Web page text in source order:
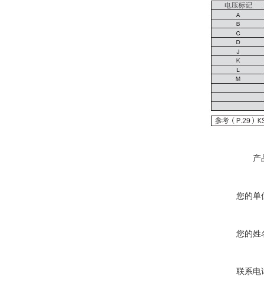
产
您的单
您的姓
联系电